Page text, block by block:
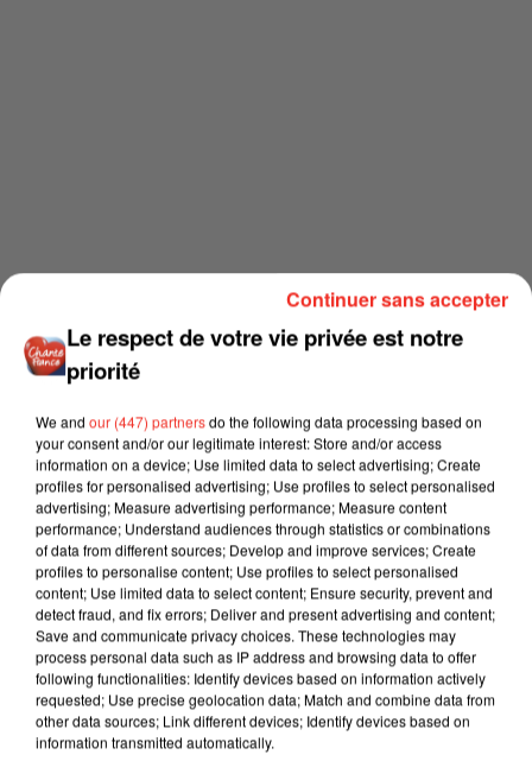
Le respect de votre vie privée est notre
priorité
We and our (447) partnersdo the following data processing based on
your consent and/or our legitimate interest: Store and/or access
information on a device; Use limited data to select advertising; Create
profiles for personalised advertising; Use profiles to select personalised
advertising; Measure advertising performance; Measure content
performance; Understand audiences through statistics or combinations
of data from different sources; Develop and improve services; Create
profiles to personalise content; Use profiles to select personalised
content; Use limited data to select content; Ensure security, prevent and
detect fraud, and fix errors; Deliver and present advertising and content;
Save and communicate privacy choices. These technologies may
process personal data such as IP address and browsing data to offer
following functionalities: Identify devices based on information actively
requested; Use precise geolocation data; Match and combine data from
other data sources; Link different devices; Identify devices based on
information transmitted automatically.
Continuer sans accepter